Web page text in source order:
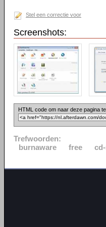
Stel een correctie voor
Screenshots:
HTML code om naar deze pagina
Trefwoorden:
burnaware
free